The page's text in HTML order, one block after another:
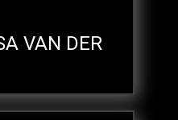
VAN DER